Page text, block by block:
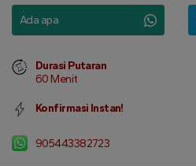
Ada apa
Durasi Putaran
60 Menit
Konfirmasi Instan!
905443382723